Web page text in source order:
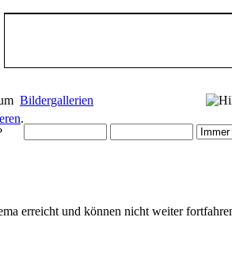
Bildergallerien
.
erreicht und können nicht weiter